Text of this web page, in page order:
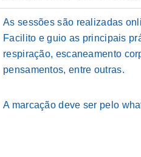
As sessões são realizadas
Facilito e guio as principais
respiração, escaneamento
pensamentos, entre outras.
A marcação deve ser pelo